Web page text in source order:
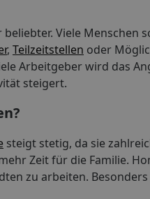
Viele Menschen
, Teilzeitstellen oder
Arbeitgeber wird das
steigert.
steigt stetig, da sie
Zeit für die Familie.
zu arbeiten.